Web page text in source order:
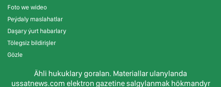
Foto we wideo
Peýdaly maslahatlar
Daşary ýurt habarlary
Tölegsiz bildirişler
Gözle
Ähli hukuklary goralan. Materiallar ulanylanda
ussatnews.com elektron gazetine salgylanmak hökmandyr